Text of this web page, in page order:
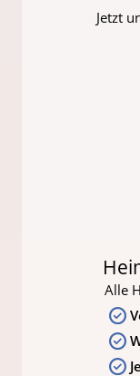
Jetzt
Alle